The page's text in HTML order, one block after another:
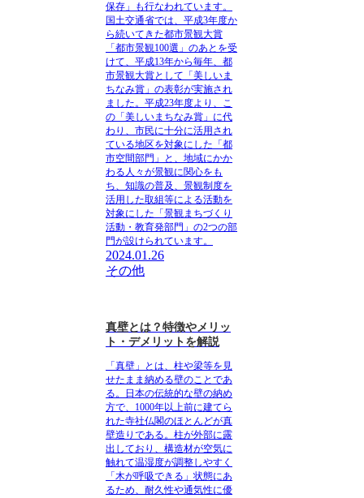
保存」も行なわれています。
国土交通省では、平成3年度か
ら続いてきた都市景観大賞
「都市景観100選」のあとを受
けて、平成13年から毎年、都
市景観大賞として「美しいま
ちなみ賞」の表彰が実施され
ました。平成23年度より、こ
の「美しいまちなみ賞」に代
わり、市民に十分に活用され
ている地区を対象にした「都
市空間部門」と、地域にかか
わる人々が景観に関心をも
ち、知識の普及、景観制度を
活用した取組等による活動を
対象にした「景観まちづくり
活動・教育発部門」の2つの部
門が設けられています。
2024.01.26
その他
真壁とは？特徴やメリッ
ト・デメリットを解説
「真壁」
とは、柱や梁等を見
せたまま納める壁のことであ
る。日本の伝統的な壁の納め
方で、1000年以上前に建てら
れた寺社仏閣のほとんどが真
壁造り である。柱が外部に露
出しており、構造材が空気に
触れて温湿度が調整しやすく
「木が呼吸できる」 状態にあ
るため、耐久性や通気性に優